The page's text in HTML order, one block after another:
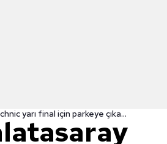
Beşiktaş GAİN ile Galatasaray MCT Technic yarı final için parkeye çıkacak!